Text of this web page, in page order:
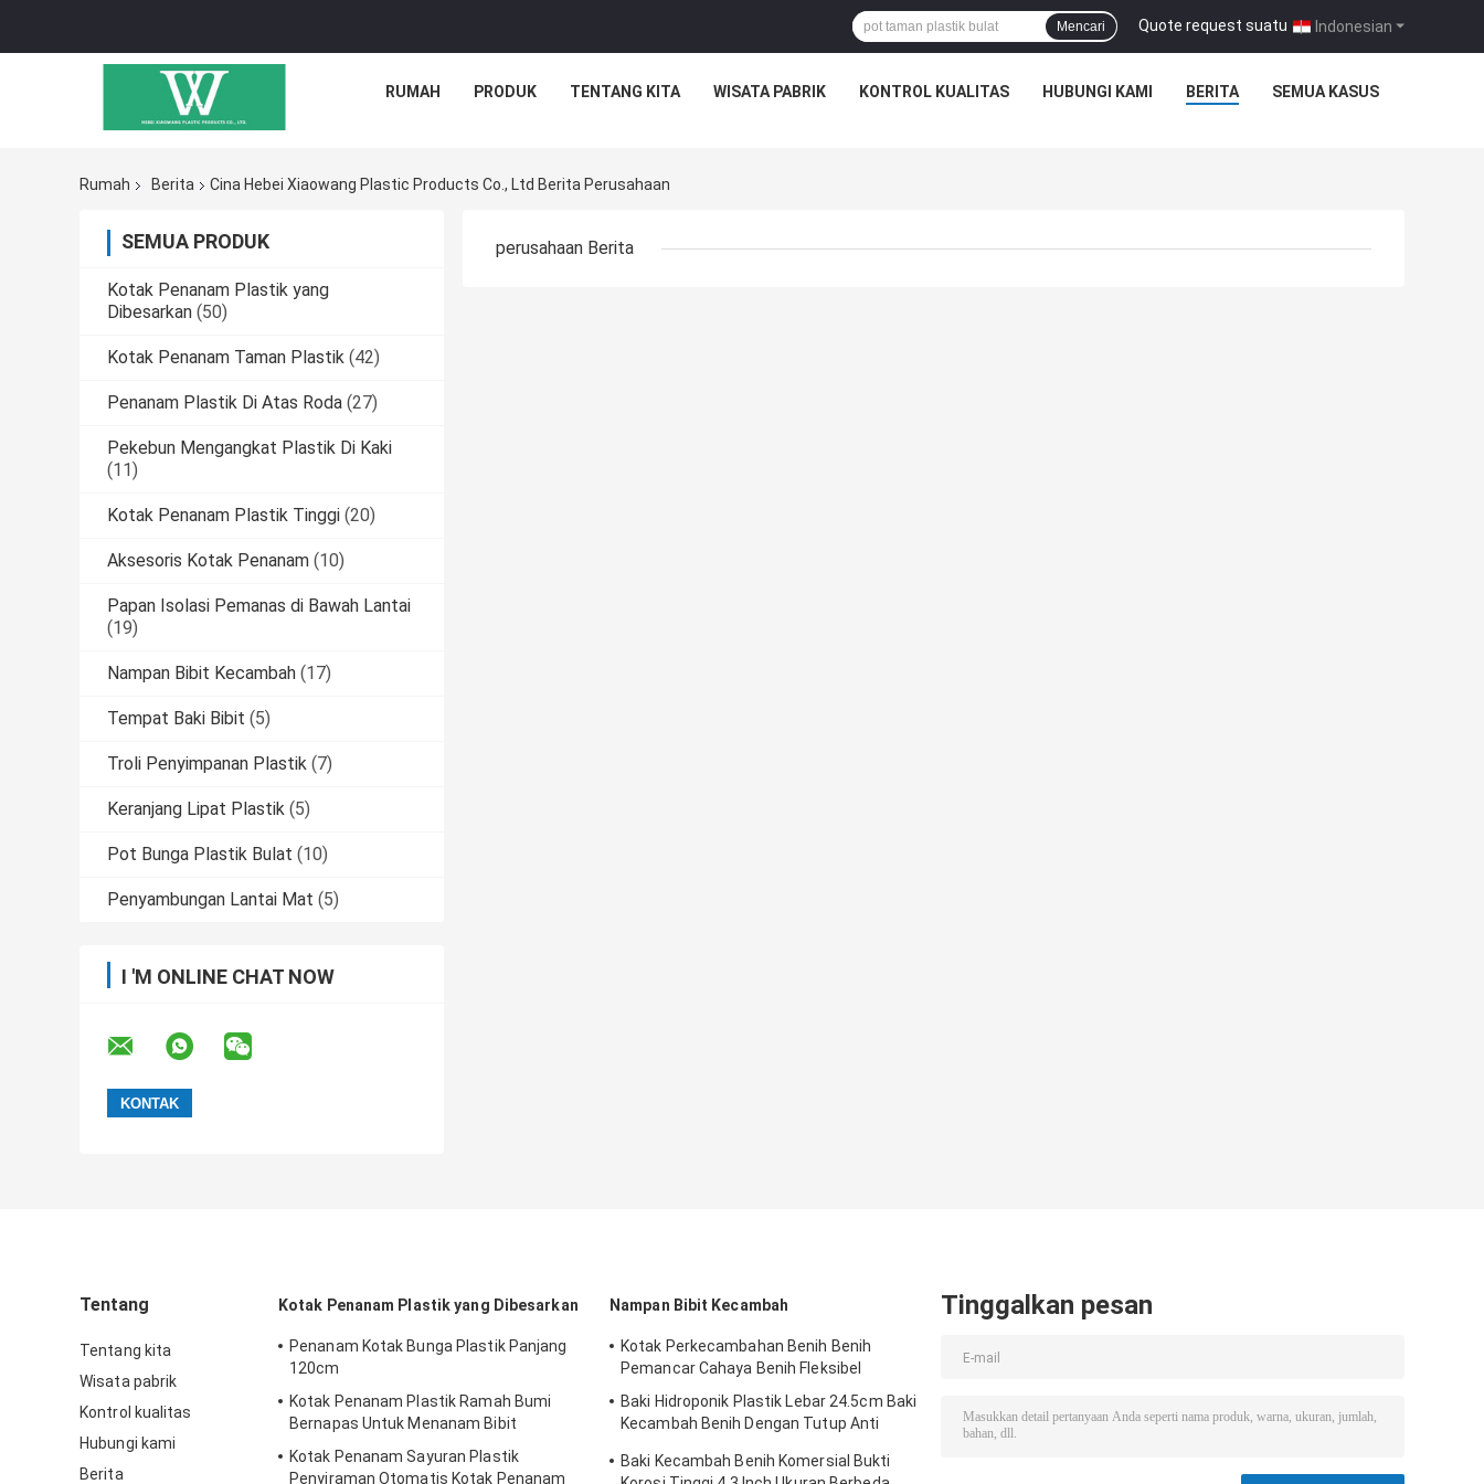
Indonesian
Quote request suatu |
Mencari
RUMAH PRODUK TENTANG KITA WISATA PABRIK KONTROL KUALITAS HUBUNGI KAMI BERITA SEMUA KASUS
Rumah Berita Cina Hebei Xiaowang Plastic Products Co., Ltd Berita Perusahaan
SEMUA PRODUK
Kotak Penanam Plastik yang
Dibesarkan (50)
Kotak Penanam Taman Plastik (42)
Penanam Plastik Di Atas Roda (27)
Pekebun Mengangkat Plastik Di Kaki
(11)
Kotak Penanam Plastik Tinggi (20)
Aksesoris Kotak Penanam (10)
Papan Isolasi Pemanas di Bawah Lantai
(19)
Nampan Bibit Kecambah (17)
Tempat Baki Bibit (5)
Troli Penyimpanan Plastik (7)
Keranjang Lipat Plastik (5)
Pot Bunga Plastik Bulat (10)
Penyambungan Lantai Mat (5)
I 'M ONLINE CHAT NOW
perusahaan Berita
Tentang
Tentang kita
Wisata pabrik
Kontrol kualitas
Hubungi kami
Berita
Kotak Penanam Plastik yang Dibesarkan
Penanam Kotak Bunga Plastik Panjang
120cm
Kotak Penanam Plastik Ramah Bumi
Bernapas Untuk Menanam Bibit
Kotak Penanam Sayuran Plastik
Penyiraman Otomatis Kotak Penanam
Nampan Bibit Kecambah
Kotak Perkecambahan Benih Benih
Pemancar Cahaya Benih Fleksibel
Baki Hidroponik Plastik Lebar 24.5cm Baki
Kecambah Benih Dengan Tutup Anti
Baki Kecambah Benih Komersial Bukti
Tinggalkan pesan